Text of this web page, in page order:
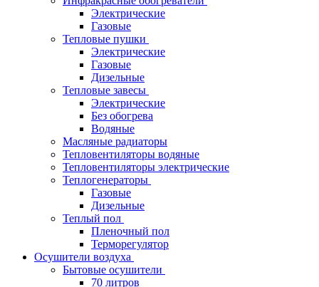
Электрические
Газовые
Тепловые пушки
Электрические
Газовые
Дизельные
Тепловые завесы
Электрические
Без обогрева
Водяные
Масляные радиаторы
Тепловентиляторы водяные
Тепловентиляторы электрические
Теплогенераторы
Газовые
Дизельные
Теплый пол
Пленочный пол
Терморегулятор
Осушители воздуха
Бытовые осушители
70 литров